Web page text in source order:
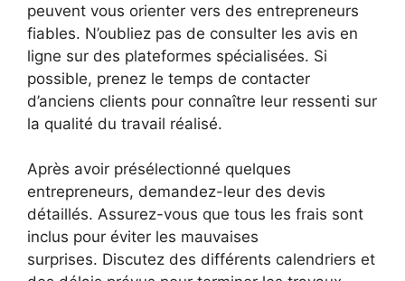
peuvent vous orienter vers des entrepreneurs
fiables. N’oubliez pas de consulter les avis en
ligne sur des plateformes spécialisées. Si
possible, prenez le temps de contacter
d’anciens clients pour connaître leur ressenti sur
la qualité du travail réalisé.
Après avoir présélectionné quelques
entrepreneurs, demandez-leur des devis
détaillés. Assurez-vous que tous les frais sont
inclus pour éviter les mauvaises
surprises. Discutez des différents calendriers et